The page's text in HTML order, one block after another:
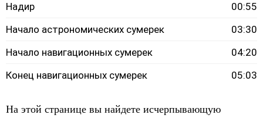
Надир
00:55
Начало астрономических сумерек
03:30
Начало навигационных сумерек
04:20
Конец навигационных сумерек
05:03
На этой странице вы найдете исчерпывающую